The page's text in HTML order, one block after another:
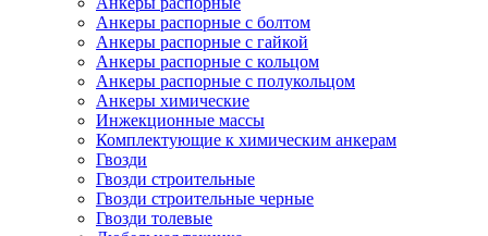
Анкеры распорные с болтом
Анкеры распорные с гайкой
Анкеры распорные с кольцом
Анкеры распорные с полукольцом
Анкеры химические
Инжекционные массы
Комплектующие к химическим анкерам
Гвозди
Гвозди строительные
Гвозди строительные черные
Гвозди толевые